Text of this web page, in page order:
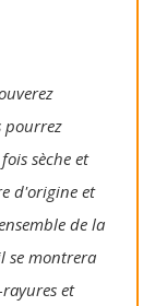
pourrez
sèche et
d'origine et
de la
se montrera
et